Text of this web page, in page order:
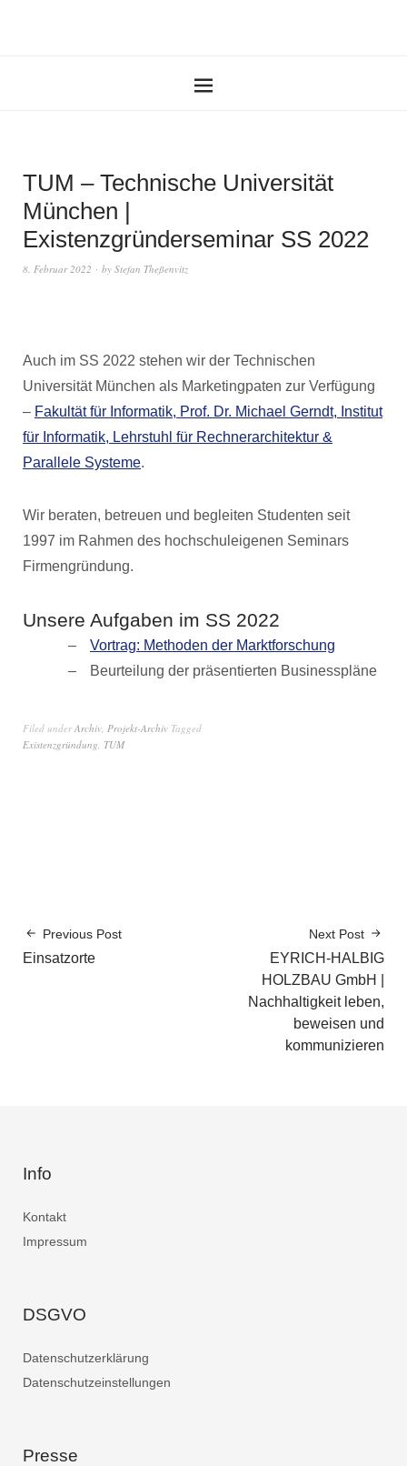
TUM – Technische Universität
München |
Existenzgründerseminar SS 2022
8. Februar 2022 by Stefan Theßenvitz
Auch im SS 2022 stehen wir der Technischen
Universität München als Marketingpaten zur Verfügung
– Fakultät für Informatik, Prof. Dr. Michael Gerndt, Institut
für Informatik, Lehrstuhl für Rechnerarchitektur &
Parallele Systeme.
Wir beraten, betreuen und begleiten Studenten seit
1997 im Rahmen des hochschuleigenen Seminars
Firmengründung.
Unsere Aufgaben im SS 2022
Vortrag: Methoden der Marktforschung
Beurteilung der präsentierten Businesspläne
Filed underArchiv, Projekt-Archiv Tagged
Existenzgründung, TUM
Previous Post
Einsatzorte
Next Post
EYRICH-HALBIG
HOLZBAU GmbH |
Nachhaltigkeit leben,
beweisen und
kommunizieren
Info
Kontakt
Impressum
DSGVO
Datenschutzerklärung
Datenschutzeinstellungen
Presse